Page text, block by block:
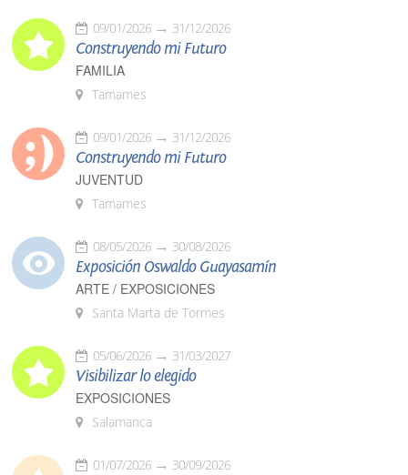
09/01/2026 31/12/2026
Construyendo mi Futuro
FAMILIA
Tamames
09/01/2026 31/12/2026
Construyendo mi Futuro
JUVENTUD
Tamames
08/05/2026 30/08/2026
Exposición Oswaldo Guayasamín
ARTE / EXPOSICIONES
Santa Marta de Tormes
05/06/2026 31/03/2027
Visibilizar lo elegido
EXPOSICIONES
Salamanca
01/07/2026 30/09/2026